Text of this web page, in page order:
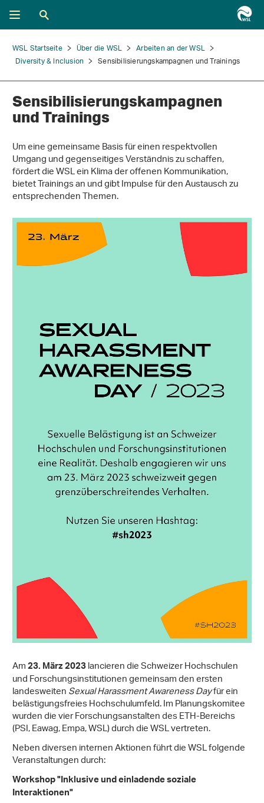
WSL Startseite Über die WSL
Arbeiten an der WSL
Diversity & Inclusion
Sensibilisierungskampagnen und Trainings
Sensibilisierungskampagnen
und Trainings
Um eine gemeinsame Basis für einen respektvollen
Umgang und gegenseitiges Verständnis zu schaffen,
fördert die WSL ein Klima der offenen Kommunikation,
bietet Trainings an und gibt Impulse für den Austausch zu
entsprechenden Themen.
Am23. März 2023lancieren die Schweizer Hochschulen
und Forschungsinstitutionen gemeinsam den ersten
landesweitenSexual Harassment Awareness Dayfür ein
belästigungsfreies Hochschulumfeld. Im Planungskomitee
wurden die vier Forschungsanstalten des ETH-Bereichs
(PSI, Eawag, Empa, WSL) durch die WSL vertreten.
Neben diversen internen Aktionen führt die WSL folgende
Veranstaltungen durch:
Workshop "Inklusive und einladende soziale
Interaktionen"